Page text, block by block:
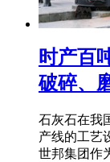
时产百
破碎、
石灰石在我
产线的工艺
世邦集团作